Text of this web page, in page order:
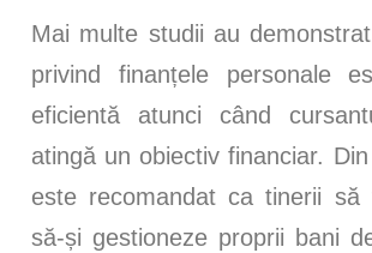
Mai multe studii au
privind finanțele personale
eficientă atunci când
atingă un obiectiv financiar.
este recomandat ca tinerii să
să-și gestioneze proprii bani